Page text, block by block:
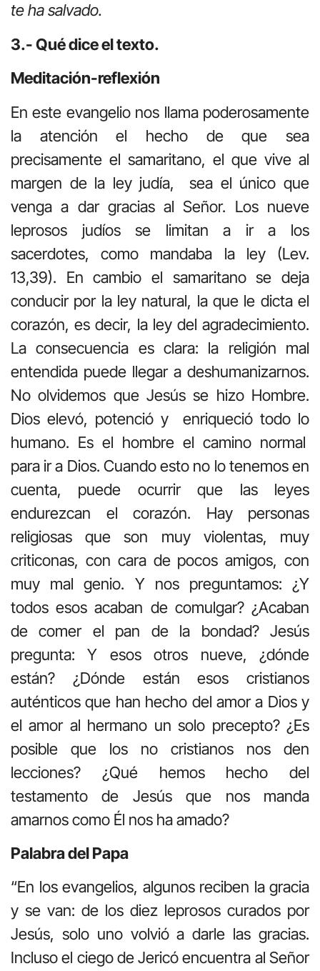
te ha salvado.
3.- Qué dice el texto.
Meditación-reflexión
En este evangelio nos llama poderosamente
la atención el hecho de que sea
precisamente el samaritano, el que vive al
margen de la ley judía, sea el único que
venga a dar gracias al Señor. Los nueve
leprosos judíos se limitan a ir a los
sacerdotes, como mandaba la ley (Lev.
13,39). En cambio el samaritano se deja
conducir por la ley natural, la que le dicta el
corazón, es decir, la ley del agradecimiento.
La consecuencia es clara: la religión mal
entendida puede llegar a deshumanizarnos.
No olvidemos que Jesús se hizo Hombre.
Dios elevó, potenció y enriqueció todo lo
humano. Es el hombre el camino normal
para ir a Dios. Cuando esto no lo tenemos en
cuenta, puede ocurrir que las leyes
endurezcan el corazón. Hay personas
religiosas que son muy violentas, muy
criticonas, con cara de pocos amigos, con
muy mal genio. Y nos preguntamos: ¿Y
todos esos acaban de comulgar? ¿Acaban
de comer el pan de la bondad? Jesús
pregunta: Y esos otros nueve, ¿dónde
están? ¿Dónde están esos cristianos
auténticos que han hecho del amor a Dios y
el amor al hermano un solo precepto? ¿Es
posible que los no cristianos nos den
lecciones? ¿Qué hemos hecho del
testamento de Jesús que nos manda
amarnos como Él nos ha amado?
Palabra del Papa
“En los evangelios, algunos reciben la gracia
y se van: de los diez leprosos curados por
Jesús, solo uno volvió a darle las gracias.
Incluso el ciego de Jericó encuentra al Señor